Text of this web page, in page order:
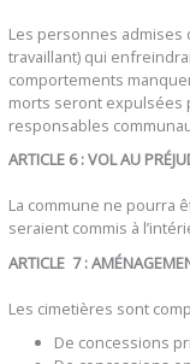
Les personnes admises
travaillant) qui
comportements
morts seront expulsées
responsables
ARTICLE 6 : VOL AU
La commune ne pourra
seraient commis à
ARTICLE 7 :
Les cimetières sont
De concessions